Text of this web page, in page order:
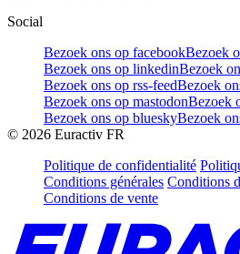
Social
Bezoek ons op facebookBezoek
Bezoek ons op linkedinBezoek
Bezoek ons op rss-feedBezoek
Bezoek ons op mastodonBezoek
Bezoek ons op blueskyBezoek
© 2026 Euractiv FR
Politique de confidentialité
Conditions générales Conditions
Conditions de vente